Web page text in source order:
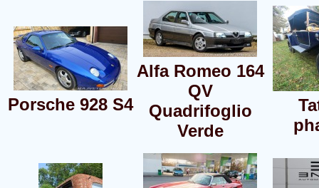
Porsche 928 S4
Alfa Romeo 164
QV
Quadrifoglio
Verde